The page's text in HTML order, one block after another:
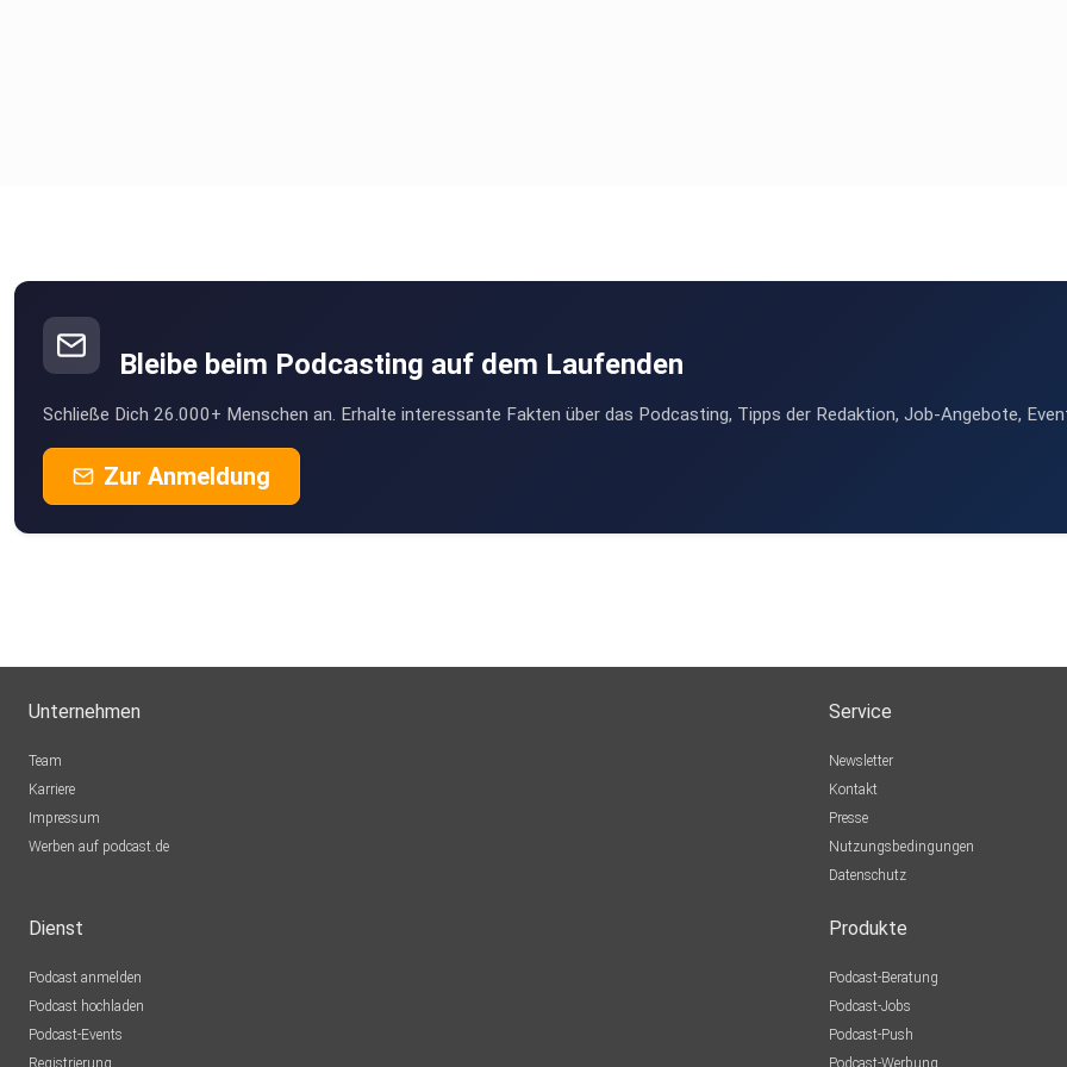
Bleibe beim Podcasting auf dem Laufenden
Schließe Dich 26.000+ Menschen an. Erhalte interessante Fakten über das Podcasting, Tipps der Redaktion, Job-Angebote,
Zur Anmeldung
Unternehmen
Team
Karriere
Impressum
Werben auf podcast.de
Service
Newsletter
Kontakt
Presse
Nutzungsbedingungen
Datenschutz
Dienst
Podcast anmelden
Podcast hochladen
Podcast-Events
Registrierung
Produkte
Podcast-Beratung
Podcast-Jobs
Podcast-Push
Podcast-Werbung